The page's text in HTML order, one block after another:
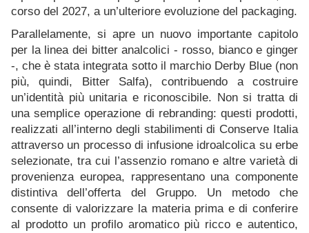
corso del 2027, a un’ulteriore evoluzione del packaging.
Parallelamente, si apre un nuovo importante capitolo
per la linea dei bitter analcolici - rosso, bianco e ginger
-, che è stata integrata sotto il marchio Derby Blue (non
più, quindi, Bitter Salfa), contribuendo a costruire
un’identità più unitaria e riconoscibile. Non si tratta di
una semplice operazione di rebranding: questi prodotti,
realizzati all’interno degli stabilimenti di Conserve Italia
attraverso un processo di infusione idroalcolica su erbe
selezionate, tra cui l’assenzio romano e altre varietà di
provenienza europea, rappresentano una componente
distintiva dell’offerta del Gruppo. Un metodo che
consente di valorizzare la materia prima e di conferire
al prodotto un profilo aromatico più ricco e autentico,